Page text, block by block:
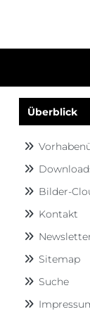
Überblick
Navigation überspringen
Bilder-
Kontakt
Sitemap
Suche